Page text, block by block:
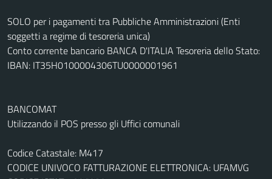
SOLO per i pagamenti tra Pubbliche Amministrazioni (Enti
soggetti a regime di tesoreria unica)
Conto corrente bancario BANCA D'ITALIA Tesoreria dello Stato:
IBAN: IT35H0100004306TU0000001961
BANCOMAT
Utilizzando il POS presso gli Uffici comunali
Codice Catastale: M417
CODICE UNIVOCO FATTURAZIONE ELETTRONICA: UFAMVG